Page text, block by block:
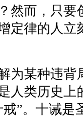
然而，只要
定律的人立
为某种违背
人类历史上
戒”。十诫是